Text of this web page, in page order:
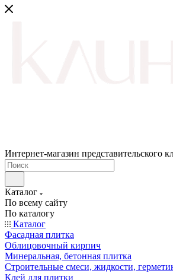
Интернет-магазин представительского
Каталог
По всему сайту
По каталогу
Каталог
Фасадная плитка
Облицовочный кирпич
Минеральная, бетонная плитка
Строительные смеси, жидкости,
Клей для плитки